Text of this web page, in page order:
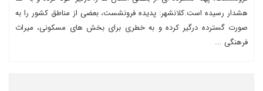
هشدار رسیده است.کلانشهر: پدیده فرونشست، بعضی از مناطق کشور را به
صورت گسترده درگیر کرده و به خطری برای بخش های مسکونی، میراث
فرهنگی ...